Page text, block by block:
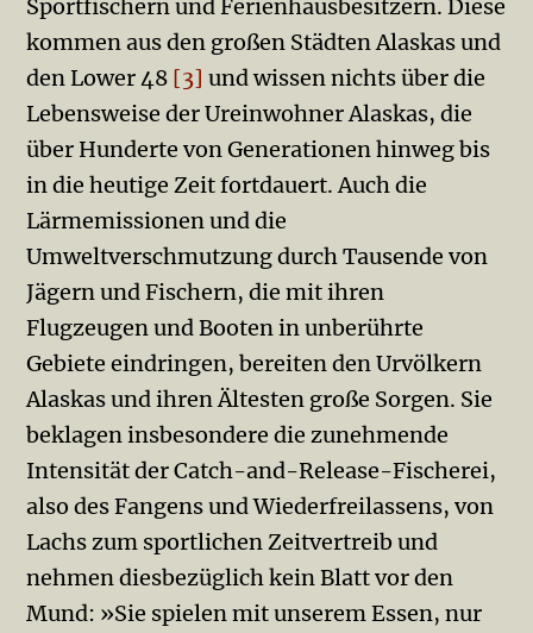
Sportfischern und Ferienhausbesitzern. Diese
kommen aus den großen Städten Alaskas und
den Lower 48 [3] und wissen nichts über die
Lebensweise der Ureinwohner Alaskas, die
über Hunderte von Generationen hinweg bis
in die heutige Zeit fortdauert. Auch die
Lärmemissionen und die
Umweltverschmutzung durch Tausende von
Jägern und Fischern, die mit ihren
Flugzeugen und Booten in unberührte
Gebiete eindringen, bereiten den Urvölkern
Alaskas und ihren Ältesten große Sorgen. Sie
beklagen insbesondere die zunehmende
Intensität der Catch-and-Release-Fischerei,
also des Fangens und Wiederfreilassens, von
Lachs zum sportlichen Zeitvertreib und
nehmen diesbezüglich kein Blatt vor den
Mund: »Sie spielen mit unserem Essen, nur